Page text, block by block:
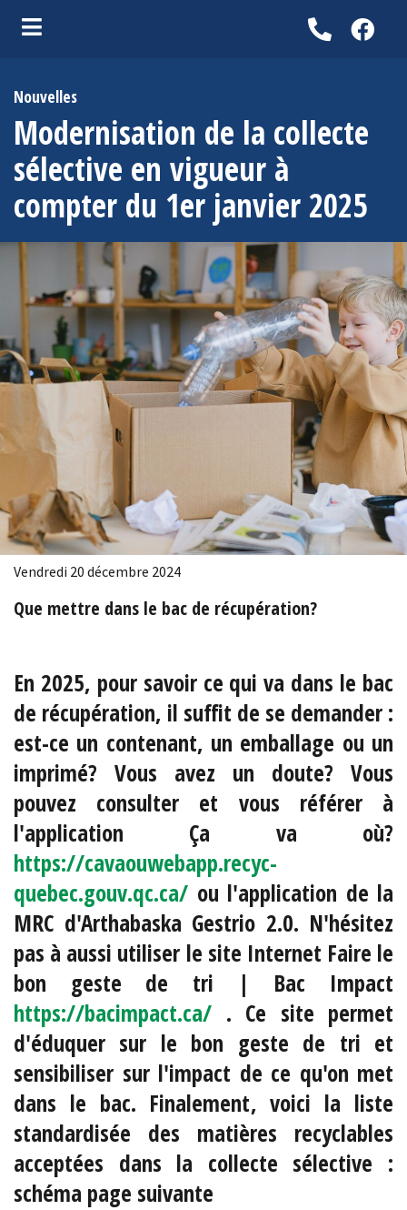
(Entreprises )
(Activités, loisirs et tourisme )
Nouvelles
Modernisation de la collecte
sélective en vigueur à
compter du 1er janvier 2025
Vendredi 20 décembre 2024
Que mettre dans le bac de récupération?
En 2025, pour savoir ce qui va dans le bac
de récupération, il suffit de se demander :
est-ce un contenant, un emballage ou un
imprimé? Vous avez un doute? Vous
pouvez consulter et vous référer à
l'application Ça va où?
https://cavaouwebapp.recyc-
quebec.gouv.qc.ca/ ou l'application de la
MRC d'Arthabaska Gestrio 2.0. N'hésitez
pas à aussi utiliser le site Internet Faire le
bon geste de tri | Bac Impact
https://bacimpact.ca/ . Ce site permet
d'éduquer sur le bon geste de tri et
sensibiliser sur l'impact de ce qu'on met
dans le bac. Finalement, voici la liste
standardisée des matières recyclables
acceptées dans la collecte sélective :
schéma page suivante